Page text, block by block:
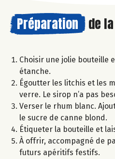
Préparation de la
Choisir une jolie bouteille
étanche.
Égoutter les litchis et les
verre. Le sirop n’a pas
Verser le rhum blanc.
le sucre de canne blond.
Étiqueter la bouteille et
À offrir, accompagné de
futurs apéritifs festifs.